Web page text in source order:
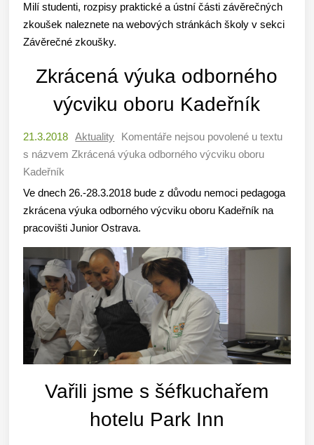
Milí studenti, rozpisy praktické a ústní části závěrečných
zkoušek naleznete na webových stránkách školy v sekci
Závěrečné zkoušky.
Zkrácená výuka odborného
výcviku oboru Kadeřník
21.3.2018 Aktuality Komentáře nejsou povolené u textu
s názvem Zkrácená výuka odborného výcviku oboru
Kadeřník
Ve dnech 26.-28.3.2018 bude z důvodu nemoci pedagoga
zkrácena výuka odborného výcviku oboru Kadeřník na
pracovišti Junior Ostrava.
Vařili jsme s šéfkuchařem
hotelu Park Inn